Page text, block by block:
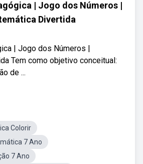
| Jogo dos Números |
Divertida
| Jogo dos Números |
Tem como objetivo conceitual:
de ...
Colorir
7 Ano
7 Ano